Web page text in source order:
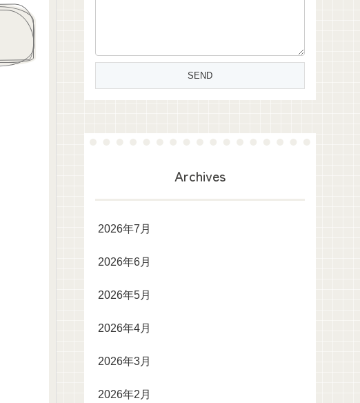
Archives
2026年7月
2026年6月
2026年5月
2026年4月
2026年3月
2026年2月